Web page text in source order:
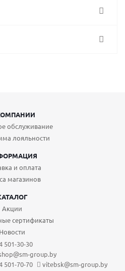
обслуживание
лояльности
и оплата
магазинов
Акции
сертификаты
Новости
501-30-30
group.by
501-70-70
vitebsk@sm-group.by